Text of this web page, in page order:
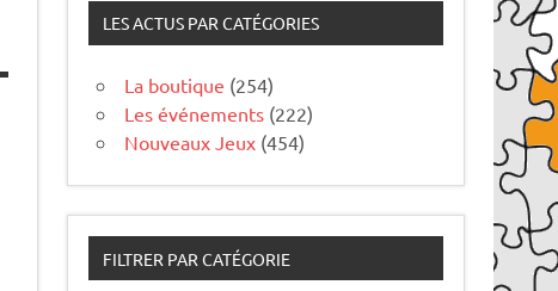
LES ACTUS PAR CATÉGORIES
La boutique (254)
Les événements (222)
Nouveaux Jeux (454)
FILTRER PAR CATÉGORIE